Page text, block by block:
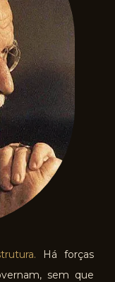
Há forças
sem que